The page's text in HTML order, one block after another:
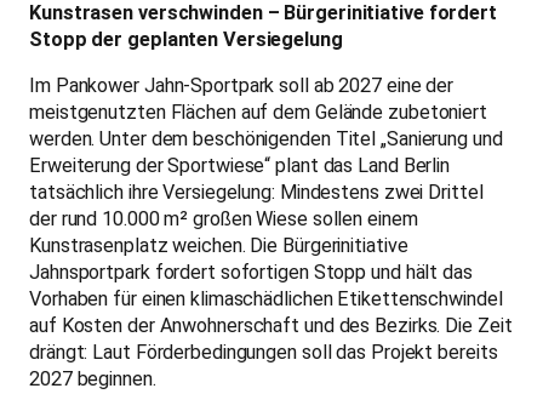
Kunstrasen verschwinden – Bürgerinitiative fordert
Stopp der geplanten Versiegelung
Im Pankower Jahn-Sportpark soll ab 2027 eine der
meistgenutzten Flächen auf dem Gelände zubetoniert
werden. Unter dem beschönigenden Titel „Sanierung und
Erweiterung der Sportwiese“ plant das Land Berlin
tatsächlich ihre Versiegelung: Mindestens zwei Drittel
der rund 10.000 m² großen Wiese sollen einem
Kunstrasenplatz weichen. Die Bürgerinitiative
Jahnsportpark fordert sofortigen Stopp und hält das
Vorhaben für einen klimaschädlichen Etikettenschwindel
auf Kosten der Anwohnerschaft und des Bezirks. Die Zeit
drängt: Laut Förderbedingungen soll das Projekt bereits
2027 beginnen.